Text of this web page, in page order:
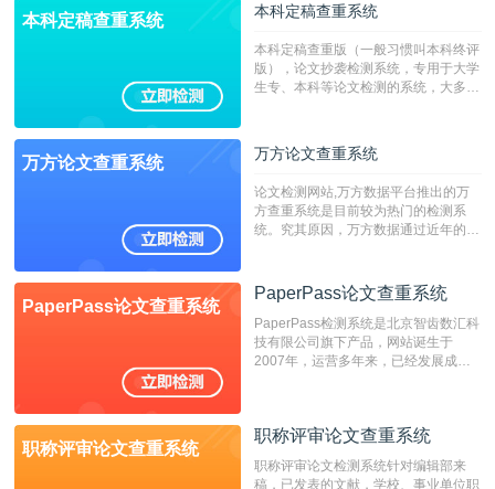
本科定稿查重系统 本科定稿查重系统
本科定稿查重版（一般习惯叫本科终评
版），论文抄袭检测系统，专用于大学
生专、本科等论文检测的系统，大多数
万方论文查重系统 万方论文查重系统
论文检测网站,万方数据平台推出的万
方查重系统是目前较为热门的检测系
统。究其原因，万方数据通过近年的发
检测系统，其真实性和权威性无可厚
非。其次，相对于知网而言，万方检测
费用少，上手容易，是学生初次论文查
重的推荐系统。
PaperPass论文查重系统
PaperPass论文查重系统
PaperPass检测系统是北京智齿数汇科
技有限公司旗下产品，网站诞生于
2007年，运营多年来，已经发展成为
检测速度快、精度高，市场反映良好。
职称评审论文查重系统
职称评审论文查重系统
职称评审论文检测系统针对编辑部来
稿，已发表的文献，学校、事业单位职